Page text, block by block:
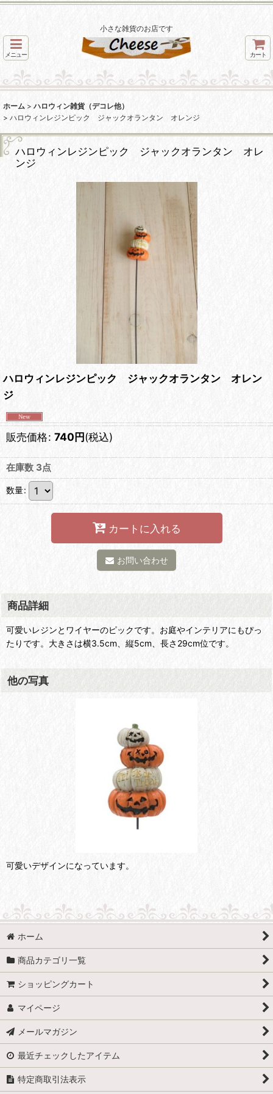
小さな雑貨のお店です
メニュー カート
ホーム > ハロウィン雑貨（デコレ他）
> ハロウィンレジンピック ジャックオランタン オレンジ
ハロウィンレジンピック ジャックオランタン オレ
ンジ
ハロウィンレジンピック ジャックオランタン オレン
ジ
販売価格: 740円(税込)
在庫数 3点
数量:
カートに入れる
お問い合わせ
商品詳細
可愛いレジンとワイヤーのピックです。お庭やインテリアにもぴっ
たりです。大きさは横3.5cm、縦5cm、長さ29cm位です。
他の写真
可愛いデザインになっています。
ホーム
商品カテゴリ一覧
ショッピングカート
マイページ
メールマガジン
最近チェックしたアイテム
特定商取引法表示